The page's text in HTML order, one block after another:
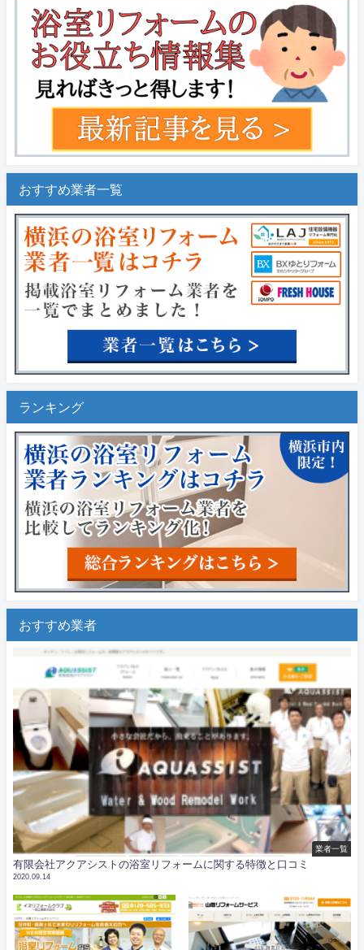
おすすめ業者一覧
ランキング
おすすめ業者
業者一覧
有限会社アクアシストの浴室リフォームに関する特徴と口コミ
2020.09.14